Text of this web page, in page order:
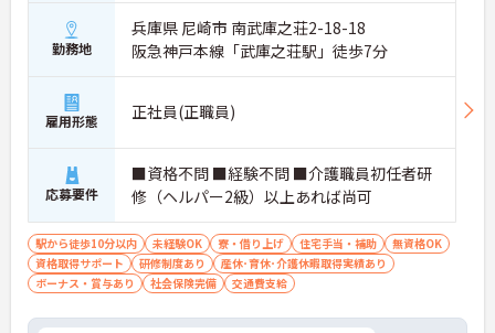
勤務地
兵庫県 尼崎市 南武庫之荘2-18-18
阪急神戸本線「武庫之荘駅」徒歩7分
雇用形態 正社員(正職員)
応募要件
■資格不問 ■経験不問 ■介護職員初任者研
修（ヘルパー2級）以上あれば尚可
駅から徒歩10分以内 未経験OK 寮・借り上げ 住宅手当・補助
無資格OK
資格取得サポート
研修制度あり
産休･育休･介護休暇取得実績あり
ボーナス・賞与あり
社会保険完備 交通費支給